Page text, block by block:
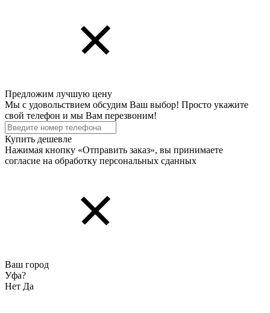
Предложим лучшую цену
Мы с удовольствием обсудим Ваш выбор! Просто укажите
свой телефон и мы Вам перезвоним!
Купить дешевле
Нажимая кнопку «Отправить заказ», вы принимаете
согласие на обработку персональных cданных
Ваш город
Уфа?
Нет Да